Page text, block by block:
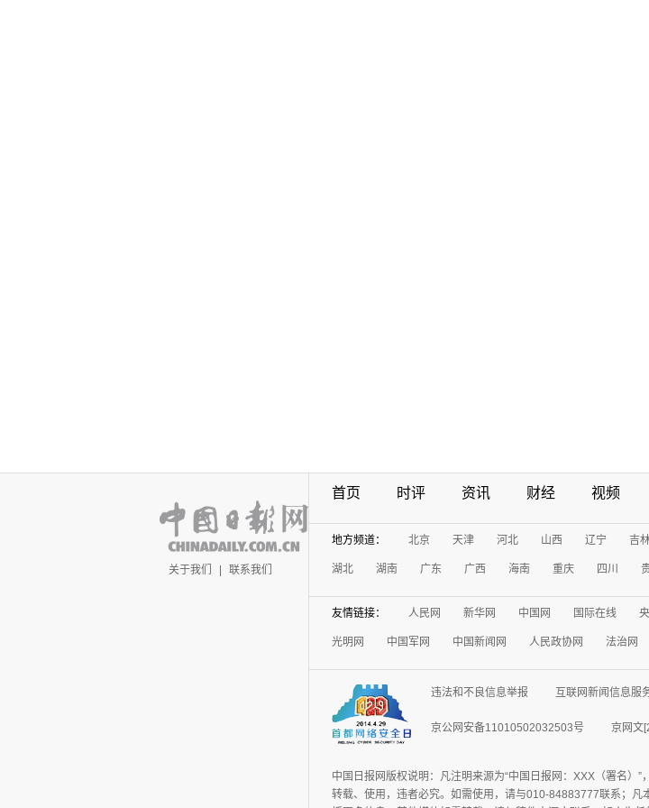
关于我们 联系我们
首页 时评 资讯 财经 视频
地方频道： 北京 天津 河北 山西 辽宁 吉
湖北 湖南 广东 广西 海南 重庆 四川
友情链接： 人民网 新华网 中国网 国际在线
光明网 中国军网 中国新闻网 人民政协网 法治网
违法和不良信息举报 互联网新闻信息服
京公网安备11010502032503号 京网文
中国日报网版权说明：凡注明来源为“中国日报网：XXX（署名）
转载、使用，违者必究。如需使用，请与010-84883777联系；凡